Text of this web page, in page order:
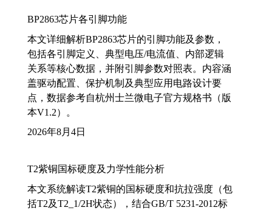
BP2863芯片各引脚功能
本文详细解析BP2863芯片的引脚功能及参数，
包括各引脚定义、典型电压/电流值、内部逻辑
关系等核心数据，并附引脚参数对照表。内容涵
盖驱动配置、保护机制及典型应用电路设计要
点，数据参考自杭州士兰微电子官方规格书（版
本V1.2）。
2026年8月4日
T2紫铜国标硬度及力学性能分析
本文系统解读T2紫铜的国标硬度和抗拉强度（包
括T2及T2_1/2H状态），结合GB/T 5231-2012标